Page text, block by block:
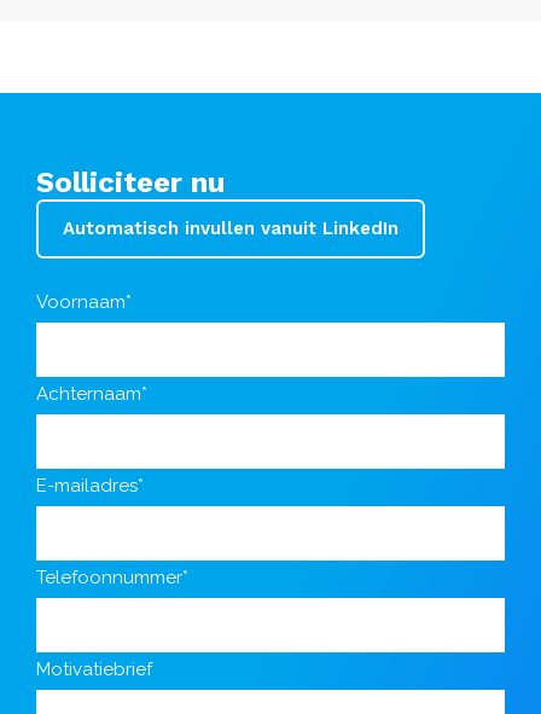
Solliciteer nu
Automatisch invullen vanuit LinkedIn
Voornaam*
Achternaam*
E-mailadres*
Telefoonnummer*
Motivatiebrief